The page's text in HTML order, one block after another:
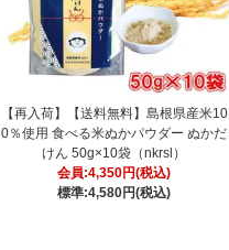
【再入荷】【送料無料】島根県産米10
0％使用 食べる米ぬかパウダー ぬかだ
けん 50g×10袋（nkrsl）
会員:4,350円(税込)
標準:4,580円(税込)